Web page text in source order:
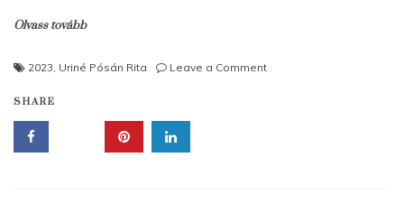
Olvass tovább
2023, Uriné Pósán Rita Leave a Commenton
SHARE